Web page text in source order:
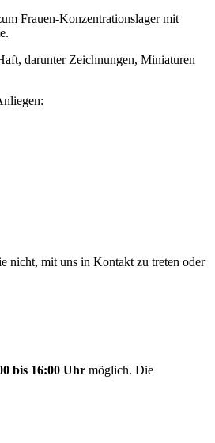
Frauen-Konzentrationslager mit
darunter Zeichnungen, Miniaturen
nicht, mit uns in Kontakt zu treten oder
bis 16:00 Uhr möglich. Die